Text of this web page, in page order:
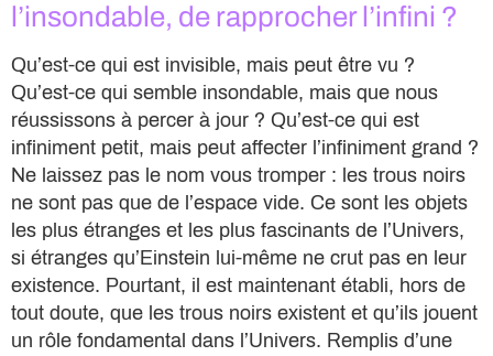
l’insondable, de rapprocher l’infini ?
Qu’est-ce qui est invisible, mais peut être vu ?
Qu’est-ce qui semble insondable, mais que nous
réussissons à percer à jour ? Qu’est-ce qui est
infiniment petit, mais peut affecter l’infiniment grand ?
Ne laissez pas le nom vous tromper : les trous noirs
ne sont pas que de l’espace vide. Ce sont les objets
les plus étranges et les plus fascinants de l’Univers,
si étranges qu’Einstein lui-même ne crut pas en leur
existence. Pourtant, il est maintenant établi, hors de
tout doute, que les trous noirs existent et qu’ils jouent
un rôle fondamental dans l’Univers. Remplis d’une